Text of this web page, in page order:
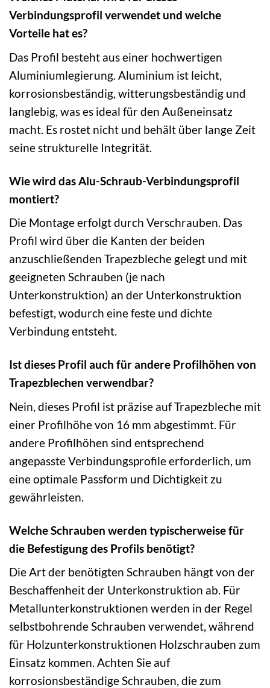
Verbindungsprofil verwendet und welche
Vorteile hat es?
Das Profil besteht aus einer hochwertigen
Aluminiumlegierung. Aluminium ist leicht,
korrosionsbeständig, witterungsbeständig und
langlebig, was es ideal für den Außeneinsatz
macht. Es rostet nicht und behält über lange Zeit
seine strukturelle Integrität.
Wie wird das Alu-Schraub-Verbindungsprofil
montiert?
Die Montage erfolgt durch Verschrauben. Das
Profil wird über die Kanten der beiden
anzuschließenden Trapezbleche gelegt und mit
geeigneten Schrauben (je nach
Unterkonstruktion) an der Unterkonstruktion
befestigt, wodurch eine feste und dichte
Verbindung entsteht.
Ist dieses Profil auch für andere Profilhöhen von
Trapezblechen verwendbar?
Nein, dieses Profil ist präzise auf Trapezbleche mit
einer Profilhöhe von 16 mm abgestimmt. Für
andere Profilhöhen sind entsprechend
angepasste Verbindungsprofile erforderlich, um
eine optimale Passform und Dichtigkeit zu
gewährleisten.
Welche Schrauben werden typischerweise für
die Befestigung des Profils benötigt?
Die Art der benötigten Schrauben hängt von der
Beschaffenheit der Unterkonstruktion ab. Für
Metallunterkonstruktionen werden in der Regel
selbstbohrende Schrauben verwendet, während
für Holzunterkonstruktionen Holzschrauben zum
Einsatz kommen. Achten Sie auf
korrosionsbeständige Schrauben, die zum